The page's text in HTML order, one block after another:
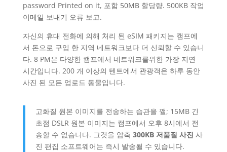
password Printed on it, 포함 50MB 할당량. 500KB 작업
이메일 보내기 오류 보고.
자신의 휴대 전화에 의해 처리 된 eSIM 패키지는 캠프에
서 돈으로 구입 한 지역 네트워크보다 더 신뢰할 수 있습니
다. 8 PM은 다양한 캠프에서 네트워크를위한 가장 지연
시간입니다. 200 개 이상의 텐트에서 관광객은 하루 동안
사진 된 모든 업로드 동물입니다.
고화질 원본 이미지를 전송하는 습관을 깰; 15MB 긴
초점 DSLR 원본 이미지는 캠프에서 오후 8시에서 전
송할 수 없습니다. 그것을 압축 300KB 저품질 사진 사
진 편집 소프트웨어는 즉시 발송될 수 있습니다.